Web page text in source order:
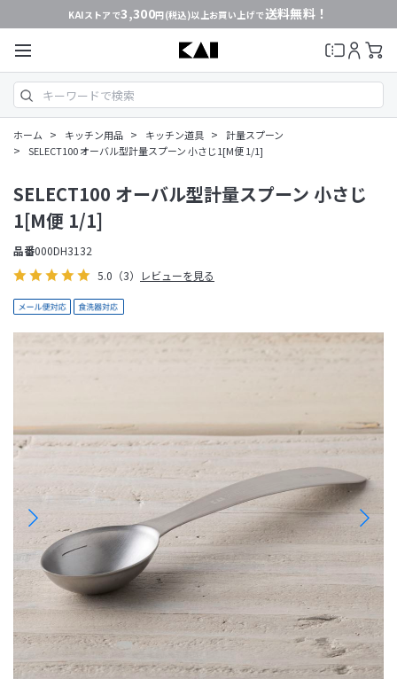
KAIストアで3,300円(税込)以上お買い上げで送料無料！
ホーム > キッチン用品 > キッチン道具 > 計量スプーン
> SELECT100 オーバル型計量スプーン 小さじ1[M便 1/1]
5.0 （3） レビューを見る
SELECT100 オーバル型計量スプーン 小さじ
1[M便 1/1]
品番000DH3132